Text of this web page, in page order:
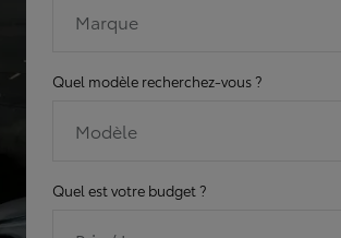
Marque
Quel modèle recherchez-vous ?
Modèle
Quel est votre budget ?